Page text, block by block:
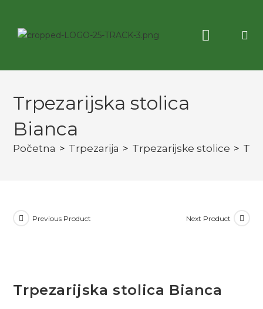
Trpezarijska stolica
Bianca
Početna > Trpezarija > Trpezarijske stolice >
Previous Product Next Product
Trpezarijska stolica Bianca